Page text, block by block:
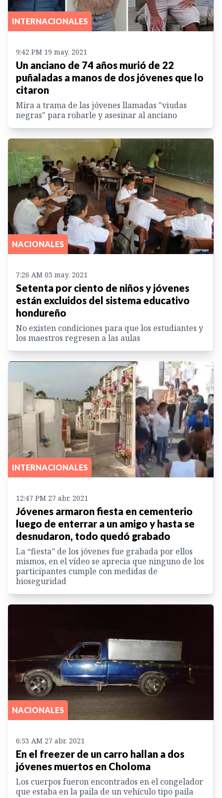
INTERNACIONALES
9:42 PM 19 may. 2021
Un anciano de 74 años murió de 22
puñaladas a manos de dos jóvenes que lo
citaron
Mira a trama de las jóvenes llamadas "viudas
negras" para robarle y asesinar al anciano
NACIONALES
7:26 AM 03 may. 2021
Setenta por ciento de niños y jóvenes
están excluidos del sistema educativo
hondureño
No existen condiciones para que los estudiantes y
los maestros regresen a las aulas
INTERNACIONALES
12:47 PM 27 abr. 2021
Jóvenes armaron fiesta en cementerio
luego de enterrar a un amigo y hasta se
desnudaron, todo quedó grabado
La “fiesta” de los jóvenes fue grabada por ellos
mismos, en el vídeo se aprecia que ninguno de los
participantes cumple con medidas de
bioseguridad
NACIONALES
6:53 AM 27 abr. 2021
En el freezer de un carro hallan a dos
jóvenes muertos en Choloma
Los cuerpos fueron encontrados en el congelador
que estaba en la paila de un vehículo tipo paila